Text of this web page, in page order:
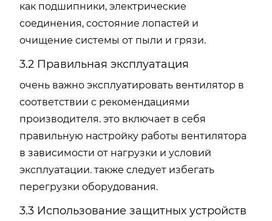
как подшипники, электрические
соединения, состояние лопастей и
очищение системы от пыли и грязи.
3.2 Правильная эксплуатация
очень важно эксплуатировать вентилятор в
соответствии с рекомендациями
производителя. это включает в себя
правильную настройку работы вентилятора
в зависимости от нагрузки и условий
эксплуатации. также следует избегать
перегрузки оборудования.
3.3 Использование защитных устройств